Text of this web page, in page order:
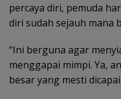
percaya diri, pemuda
diri sudah sejauh mana
“Ini berguna agar
menggapai mimpi. Ya,
besar yang mesti